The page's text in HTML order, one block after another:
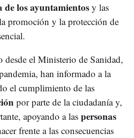
los ayuntamientos y las
promoción y la protección de
desde el Ministerio de Sanidad,
han informado a la
el cumplimiento de las
por parte de la ciudadanía y,
apoyando a las personas
frente a las consecuencias